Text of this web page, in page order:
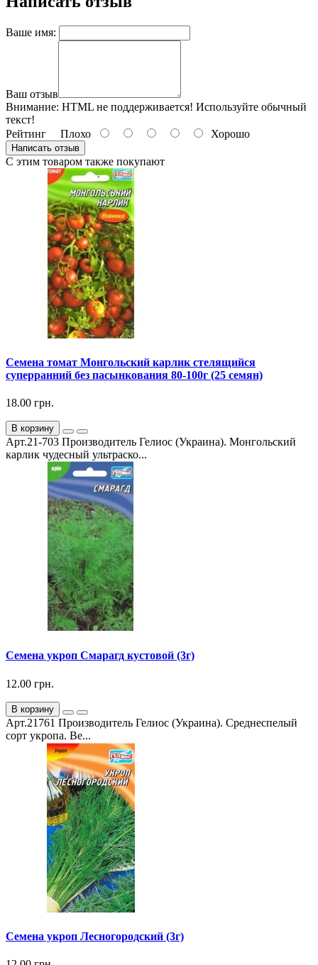
Ваше имя:
Ваш отзыв
Внимание: HTML не поддерживается! Используйте обычный
текст!
Рейтинг Плохо Хорошо
Написать отзыв
С этим товаром также покупают
Семена томат Монгольский карлик стелящийся
суперранний без пасынкования 80-100г (25 семян)
18.00 грн.
В корзину
Арт.21-703 Производитель Гелиос (Украина). Монгольский
карлик чудесный ультраско...
Семена укроп Смарагд кустовой (3г)
12.00 грн.
В корзину
Арт.21761 Производитель Гелиос (Украина). Среднеспелый
сорт укропа. Ве...
Семена укроп Лесногородский (3г)